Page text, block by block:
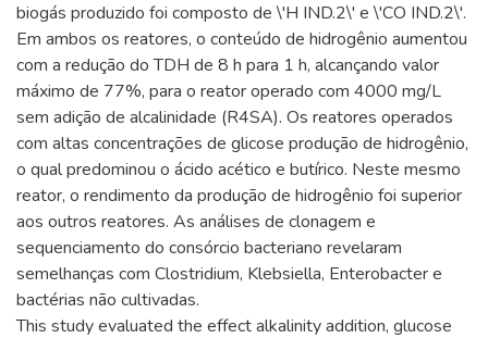
biogás produzido foi composto de \'H IND.2\' e \'CO IND.2\'.
Em ambos os reatores, o conteúdo de hidrogênio aumentou
com a redução do TDH de 8 h para 1 h, alcançando valor
máximo de 77%, para o reator operado com 4000 mg/L
sem adição de alcalinidade (R4SA). Os reatores operados
com altas concentrações de glicose produção de hidrogênio,
o qual predominou o ácido acético e butírico. Neste mesmo
reator, o rendimento da produção de hidrogênio foi superior
aos outros reatores. As análises de clonagem e
sequenciamento do consórcio bacteriano revelaram
semelhanças com Clostridium, Klebsiella, Enterobacter e
bactérias não cultivadas.
This study evaluated the effect alkalinity addition, glucose